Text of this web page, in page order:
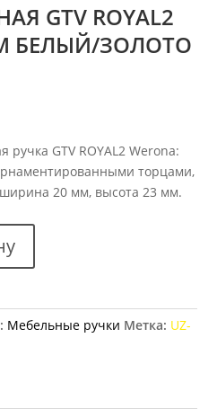
GTV ROYAL2
БЕЛЫЙ/ЗОЛОТО
ручка GTV ROYAL2 Werona:
торцами,
20 мм, высота 23 мм.
Мебельные ручки Метка: UZ-